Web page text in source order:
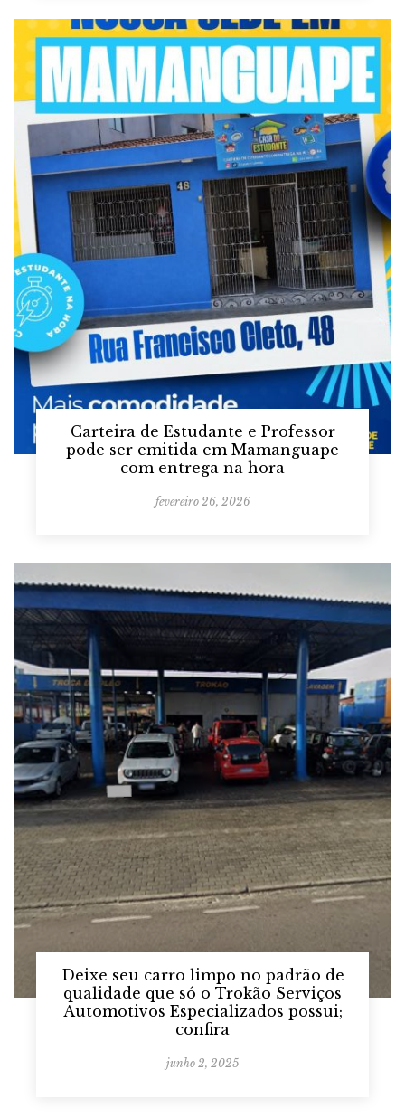
Carteira de Estudante e Professor
pode ser emitida em Mamanguape
com entrega na hora
fevereiro 26, 2026
Deixe seu carro limpo no padrão de
qualidade que só o Trokão Serviços
Automotivos Especializados possui;
confira
junho 2, 2025